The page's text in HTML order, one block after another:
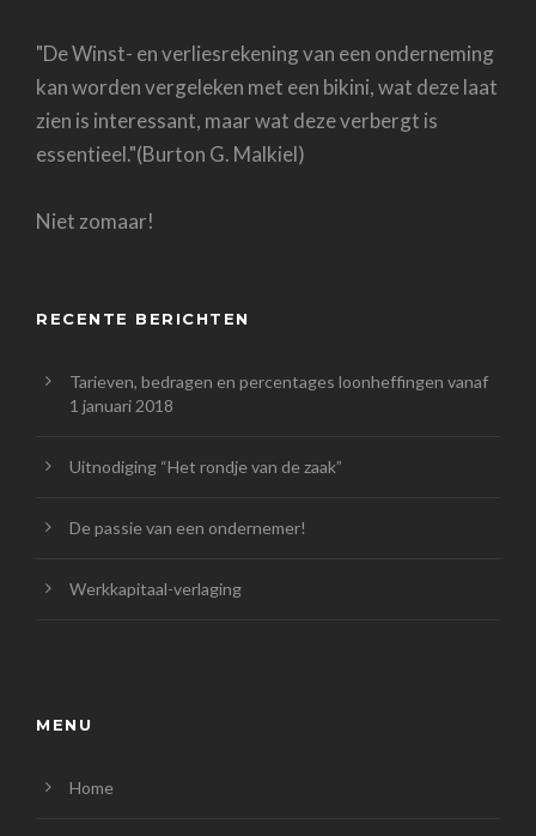
"De Winst- en verliesrekening van een onderneming
kan worden vergeleken met een bikini, wat deze laat
zien is interessant, maar wat deze verbergt is
essentieel."(Burton G. Malkiel)
Niet zomaar!
RECENTE BERICHTEN
Tarieven, bedragen en percentages loonheffingen vanaf
1 januari 2018
Uitnodiging “Het rondje van de zaak”
De passie van een ondernemer!
Werkkapitaal-verlaging
MENU
Home